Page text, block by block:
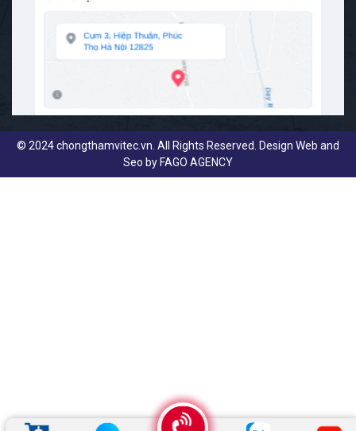
© 2024 chongthamvitec.vn. All Rights Reserved. Design Web and
Seo by FAGO AGENCY